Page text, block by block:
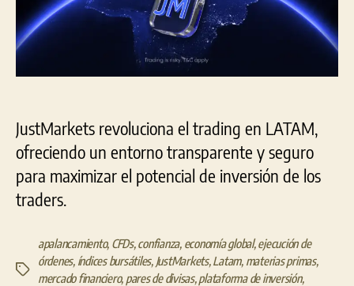
JustMarkets revoluciona el trading en LATAM,
ofreciendo un entorno transparente y seguro
para maximizar el potencial de inversión de los
traders.
Etiquetas
apalancamiento, CFDs,confianza, economía global,ejecución de
órdenes, índices bursátiles, JustMarkets,Latam, materias primas,
mercado financiero, pares de divisas,plataforma de inversión,